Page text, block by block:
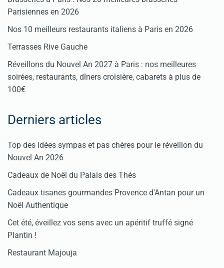
Parisiennes en 2026
Nos 10 meilleurs restaurants italiens à Paris en 2026
Terrasses Rive Gauche
Réveillons du Nouvel An 2027 à Paris : nos meilleures
soirées, restaurants, dîners croisière, cabarets à plus de
100€
Derniers articles
Top des idées sympas et pas chères pour le réveillon du
Nouvel An 2026
Cadeaux de Noël du Palais des Thés
Cadeaux tisanes gourmandes Provence d'Antan pour un
Noël Authentique
Cet été, éveillez vos sens avec un apéritif truffé signé
Plantin !
Restaurant Majouja